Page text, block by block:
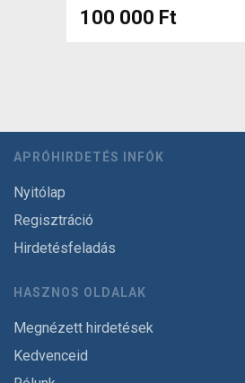
100 000 Ft
APRÓHIRDETÉS INFÓK
Nyitólap
Regisztráció
Hirdetésfeladás
HASZNOS OLDALAK
Megnézett hirdetések
Kedvenceid